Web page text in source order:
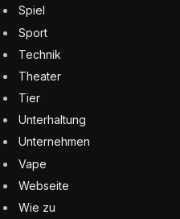
Spiel
Sport
Technik
Theater
Tier
Unterhaltung
Unternehmen
Vape
Webseite
Wie zu